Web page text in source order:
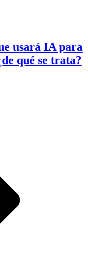
usará IA para
qué se trata?